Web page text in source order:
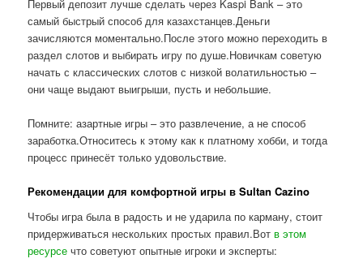
Первый депозит лучше сделать через Kaspi Bank – это
самый быстрый способ для казахстанцев.Деньги
зачисляются моментально.После этого можно переходить в
раздел слотов и выбирать игру по душе.Новичкам советую
начать с классических слотов с низкой волатильностью –
они чаще выдают выигрыши, пусть и небольшие.
Помните: азартные игры – это развлечение, а не способ
заработка.Относитесь к этому как к платному хобби, и тогда
процесс принесёт только удовольствие.
Рекомендации для комфортной игры в Sultan Cazino
Чтобы игра была в радость и не ударила по карману, стоит
придерживаться нескольких простых правил.Вотв этом
ресурсе что советуют опытные игроки и эксперты: